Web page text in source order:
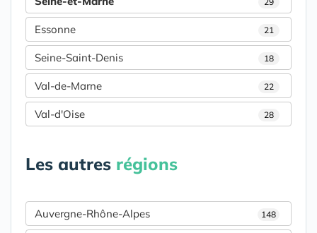
Essonne 21
Seine-Saint-Denis 18
Val-de-Marne 22
Val-d'Oise 28
Les autres régions
Auvergne-Rhône-Alpes 148